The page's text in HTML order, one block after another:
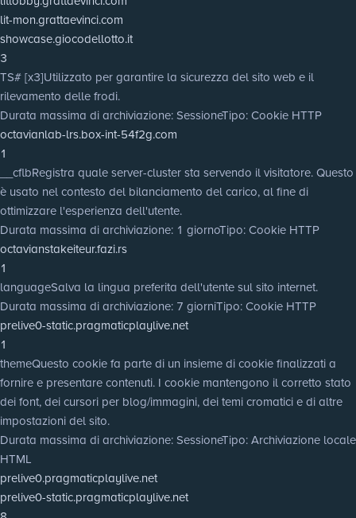
lit-mon.grattaevinci.com
showcase.giocodellotto.it
3
TS# [x3]Utilizzato per garantire la sicurezza del sito web e il
rilevamento delle frodi.
Durata massima di archiviazione: SessioneTipo: Cookie HTTP
octavianlab-lrs.box-int-54f2g.com
1
__cflbRegistra quale server-cluster sta servendo il visitatore. Questo
è usato nel contesto del bilanciamento del carico, al fine di
ottimizzare l'esperienza dell'utente.
Durata massima di archiviazione: 1 giornoTipo: Cookie HTTP
octavianstakeiteur.fazi.rs
1
languageSalva la lingua preferita dell'utente sul sito internet.
Durata massima di archiviazione: 7 giorniTipo: Cookie HTTP
prelive0-static.pragmaticplaylive.net
1
themeQuesto cookie fa parte di un insieme di cookie finalizzati a
fornire e presentare contenuti. I cookie mantengono il corretto stato
dei font, dei cursori per blog/immagini, dei temi cromatici e di altre
impostazioni del sito.
Durata massima di archiviazione: SessioneTipo: Archiviazione locale
HTML
prelive0.pragmaticplaylive.net
prelive0-static.pragmaticplaylive.net